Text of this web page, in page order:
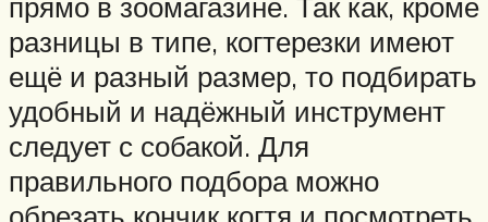
разницы в типе, когтерезки имеют
ещё и разный размер, то подбирать
удобный и надёжный инструмент
следует с собакой. Для
правильного подбора можно